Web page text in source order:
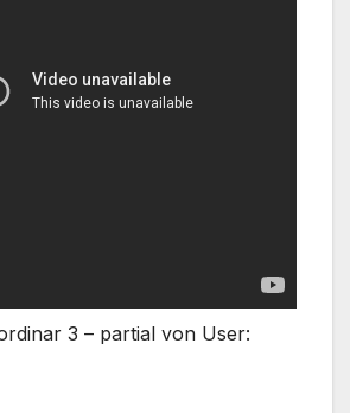
3 – partial von User: